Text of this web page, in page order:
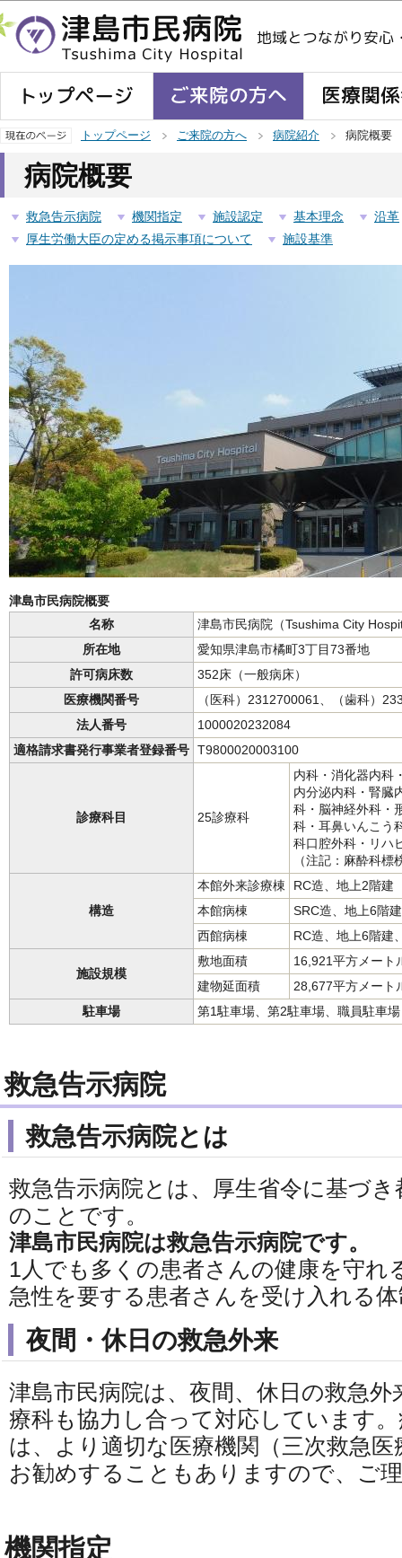
トップページ ご来院の方へ 病院紹介 病院概要
病院概要
救急告示病院 機関指定 施設認定 基本理念
沿革
厚生労働大臣の定める掲示事項について
施設基準
津島市民病院概要
名称
津島市民病院（Tsushima City
所在地
愛知県津島市橘町3丁目73番地
許可病床数
352床（一般病床）
医療機関番号
（医科）2312700061、（歯科）
法人番号
1000020232084
適格請求書発行事業者登録番号 T9800020003100
診療科目 25診療科
内科・消化器内科
内分泌内科・腎臓
科・脳神経外科・
科・耳鼻いんこう
科口腔外科・リハ
（注記：麻酔科
構造
本館外来診療棟
RC造、地上2階建
本館病棟
SRC造、地上6階
西館病棟
RC造、地上6階建
施設規模
敷地面積
16,921平方メート
建物延面積
28,677平方メート
駐車場
第1駐車場、第2駐車場、職員駐車場
救急告示病院
救急告示病院とは
救急告示病院とは、厚生省令に基づ
のことです。
津島市民病院は救急告示病院です。
1人でも多くの患者さんの健康を守れ
急性を要する患者さんを受け入れる
夜間・休日の救急外来
津島市民病院は、夜間、休日の救急
療科も協力し合って対応しています
は、より適切な医療機関（三次救急
お勧めすることもありますので、ご
機関指定